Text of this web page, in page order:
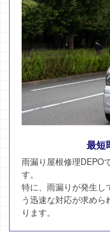
最短
雨漏り屋根修理DEPO
す。
特に、雨漏りが発生し
う迅速な対応が求め
ります。